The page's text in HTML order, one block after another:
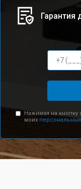
Гарантия
Нажимая на кнопку
моих